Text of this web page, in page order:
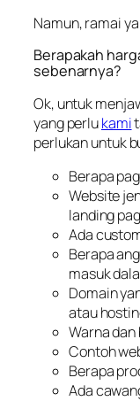
Namun, ramai
Berapakah
sebenarnya?
Ok, untuk
yang perlukami
perlukan untuk
Berapa
Website
landing
Ada
Berapa
masuk
Domain
atau
Warna
Contoh
Berapa
Ada